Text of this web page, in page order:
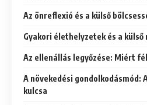
Az önreflexió és a külső
Gyakori élethelyzetek és a külső
Az ellenállás legyőzése: Miért
A növekedési gondolkodásmód:
kulcsa